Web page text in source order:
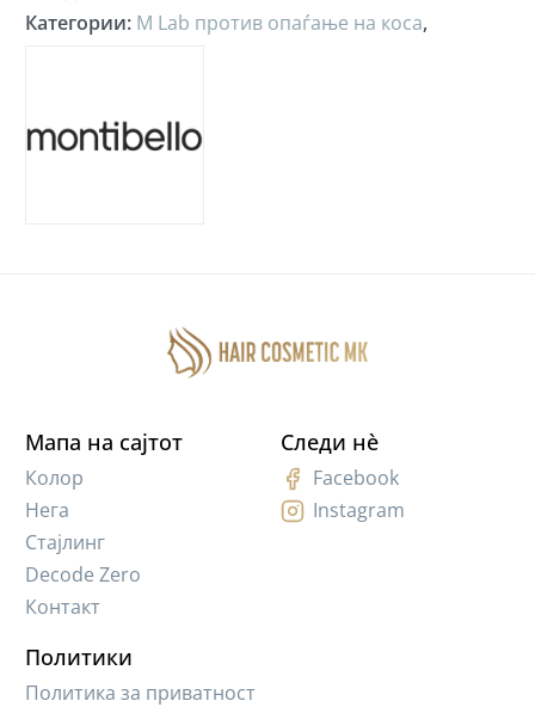
Категории: M Lab против опаѓање на коса,
Мапа на сајтот
Колор
Нега
Стајлинг
Decode Zero
Контакт
Политики
Политика за приватност
Следи нè
Facebook
Instagram